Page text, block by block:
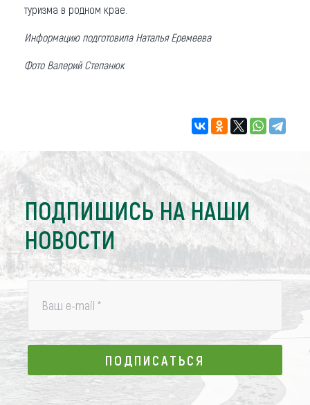
туризма в родном крае.
Информацию подготовила Наталья Еремеева
Фото Валерий Степанюк
ПОДПИШИСЬ НА НАШИ
НОВОСТИ
Ваш e-mail *
ПОДПИСАТЬСЯ
ПОДПИСАТЬСЯ